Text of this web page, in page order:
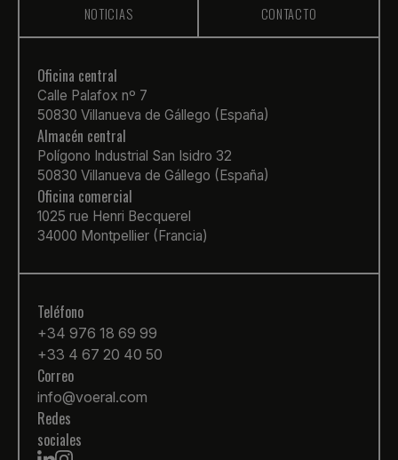
NOTICIAS CONTACTO
Oficina central
Calle Palafox nº 7
50830 Villanueva de Gállego (España)
Almacén central
Polígono Industrial San Isidro 32
50830 Villanueva de Gállego (España)
Oficina comercial
1025 rue Henri Becquerel
34000 Montpellier (Francia)
Teléfono
+34 976 18 69 99
+33 4 67 20 40 50
Correo
info@voeral.com
Redes
sociales